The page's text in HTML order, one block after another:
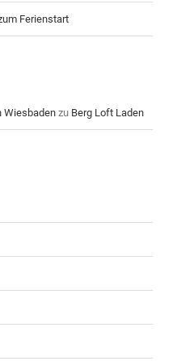
Ferienstart
Wiesbaden zu Berg Loft Laden